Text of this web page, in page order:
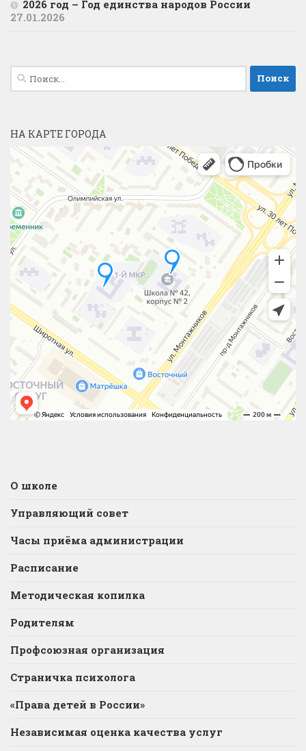
2026 год – Год единства народов России
27.01.2026
Найти:
НА КАРТЕ ГОРОДА
О школе
Управляющий совет
Часы приёма администрации
Расписание
Методическая копилка
Родителям
Профсоюзная организация
Страничка психолога
«Права детей в России»
Независимая оценка качества услуг